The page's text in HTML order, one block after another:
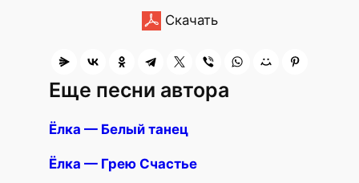
Скачать
Еще песни автора
Ëлка — Белый танец
Ëлка — Грею Счастье